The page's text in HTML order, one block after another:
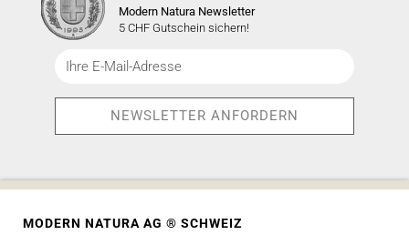
Modern Natura Newsletter
5 CHF Gutschein sichern!
MODERN NATURA AG ® SCHWEIZ